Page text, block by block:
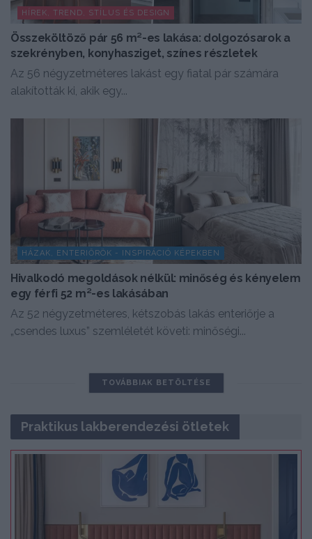
HÍREK, TREND, STÍLUS ÉS DESIGN
Összeköltöző pár 56 m²-es lakása: dolgozósarok a
szekrényben, konyhasziget, színes részletek
Az 56 négyzetméteres lakást egy fiatal pár számára
alakították ki, akik egy...
HÁZAK, ENTERIŐRÖK - INSPIRÁCIÓ KÉPEKBEN
Hivalkodó megoldások nélkül: minőség és kényelem
egy férfi 52 m²-es lakásában
Az 52 négyzetméteres, kétszobás lakás enteriőrje a
„csendes luxus” szemléletét követi: minőségi...
TOVÁBBIAK BETÖLTÉSE
Praktikus lakberendezési ötletek